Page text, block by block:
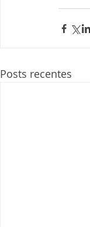
Posts recentes